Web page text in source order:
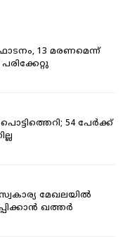
13 മരണമെന്ന്
54 പേര്‍ക്ക്
സ്വകാര്യ മേഖലയിൽ
ഖത്തർ